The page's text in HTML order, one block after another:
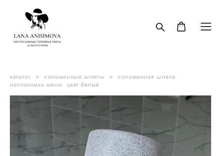
каталог > соломенные шляпы >
соломенная шляпа
незнакомка мини. цвет белый